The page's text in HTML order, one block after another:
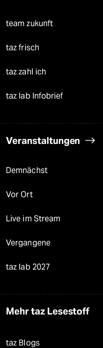
team zukunft
taz frisch
taz zahl ich
taz lab Infobrief
Veranstaltungen
Demnächst
Vor Ort
Live im Stream
Vergangene
taz lab 2027
Mehr taz Lesestoff
taz Blogs